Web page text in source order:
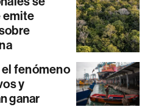
emite
fenómeno
y
ganar